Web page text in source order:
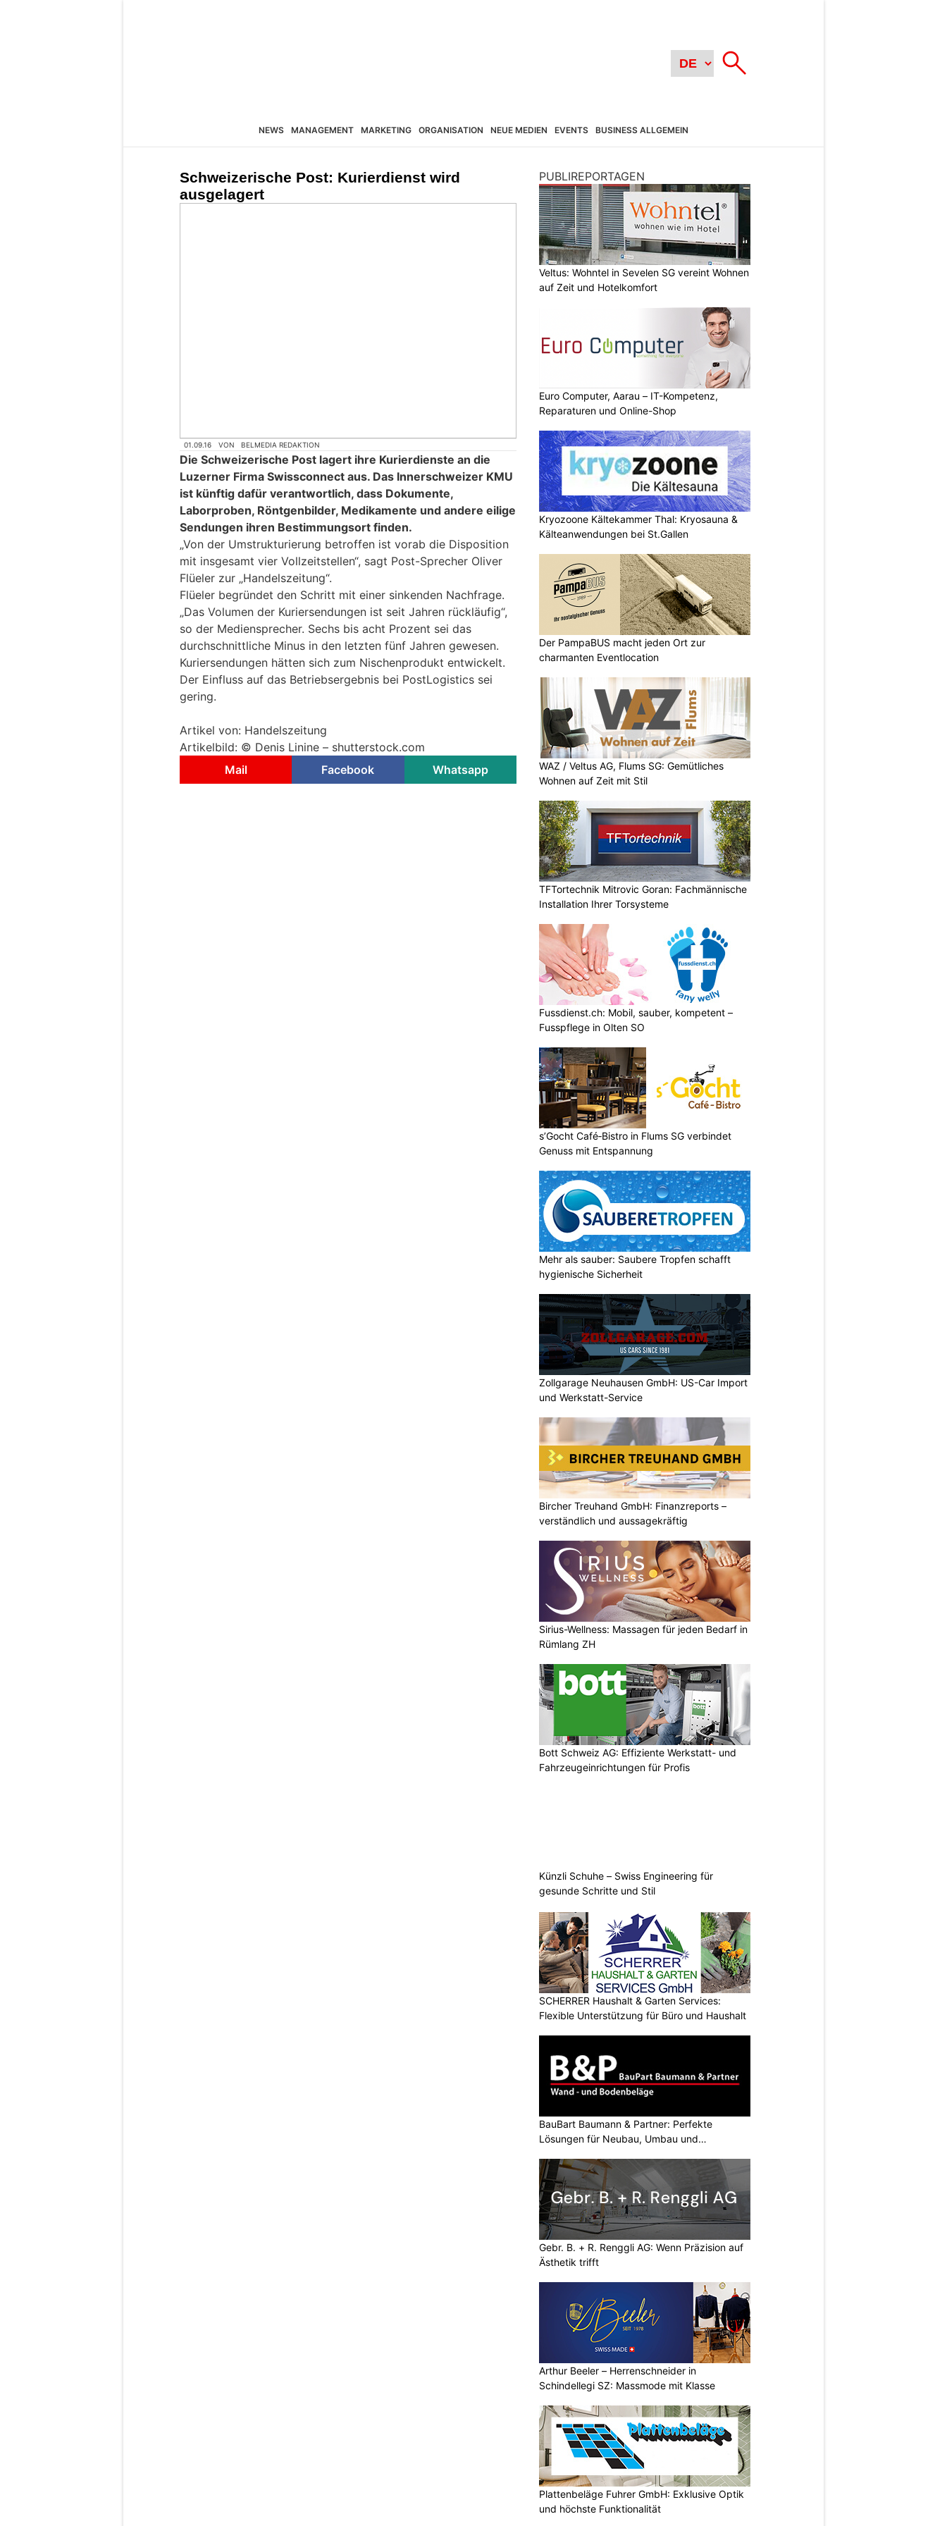
NEWS MANAGEMENT MARKETING ORGANISATION NEUE MEDIEN EVENTS BUSINESS ALLGEMEIN
Schweizerische Post: Kurierdienst wird
ausgelagert
01.09.16 VON BELMEDIA REDAKTION
Die Schweizerische Post lagert ihre Kurierdienste an die
Luzerner Firma Swissconnect aus. Das Innerschweizer KMU
ist künftig dafür verantwortlich, dass Dokumente,
Laborproben, Röntgenbilder, Medikamente und andere eilige
Sendungen ihren Bestimmungsort finden.
„Von der Umstrukturierung betroffen ist vorab die Disposition
mit insgesamt vier Vollzeitstellen“, sagt Post-Sprecher Oliver
Flüeler zur „Handelszeitung“.
Flüeler begründet den Schritt mit einer sinkenden Nachfrage.
„Das Volumen der Kuriersendungen ist seit Jahren rückläufig“,
so der Mediensprecher. Sechs bis acht Prozent sei das
durchschnittliche Minus in den letzten fünf Jahren gewesen.
Kuriersendungen hätten sich zum Nischenprodukt entwickelt.
Der Einfluss auf das Betriebsergebnis bei PostLogistics sei
gering.
Artikel von: Handelszeitung
Artikelbild: © Denis Linine – shutterstock.com
Mail
Facebook Whatsapp
PUBLIREPORTAGEN
Veltus: Wohntel in Sevelen SG vereint Wohnen
auf Zeit und Hotelkomfort
Euro Computer, Aarau – IT-Kompetenz,
Reparaturen und Online-Shop
Kryozoone Kältekammer Thal: Kryosauna &
Kälteanwendungen bei St.Gallen
Der PampaBUS macht jeden Ort zur
charmanten Eventlocation
WAZ / Veltus AG, Flums SG: Gemütliches
Wohnen auf Zeit mit Stil
TFTortechnik Mitrovic Goran: Fachmännische
Installation Ihrer Torsysteme
Fussdienst.ch: Mobil, sauber, kompetent –
Fusspflege in Olten SO
s’Gocht Café‑Bistro in Flums SG verbindet
Genuss mit Entspannung
Mehr als sauber: Saubere Tropfen schafft
hygienische Sicherheit
Zollgarage Neuhausen GmbH: US-Car Import
und Werkstatt-Service
Bircher Treuhand GmbH: Finanzreports –
verständlich und aussagekräftig
Sirius-Wellness: Massagen für jeden Bedarf in
Rümlang ZH
Bott Schweiz AG: Effiziente Werkstatt- und
Fahrzeugeinrichtungen für Profis
Künzli Schuhe – Swiss Engineering für
gesunde Schritte und Stil
SCHERRER Haushalt & Garten Services:
Flexible Unterstützung für Büro und Haushalt
BauBart Baumann & Partner: Perfekte
Lösungen für Neubau, Umbau und
Gebr. B. + R. Renggli AG: Wenn Präzision auf
Ästhetik trifft
Arthur Beeler – Herrenschneider in
Schindellegi SZ: Massmode mit Klasse
Plattenbeläge Fuhrer GmbH: Exklusive Optik
und höchste Funktionalität